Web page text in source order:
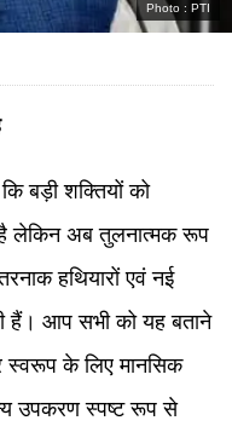
Photo : PTI
बड़ी शक्तियों को
है लेकिन अब तुलनात्मक रूप
हथियारों एवं नई
हैं। आप सभी को यह बताने
स्वरूप के लिए मानसिक
उपकरण स्पष्ट रूप से